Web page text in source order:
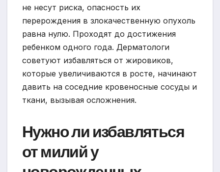
не несут риска, опасность их
перерождения в злокачественную опухоль
равна нулю. Проходят до достижения
ребенком одного года. Дерматологи
советуют избавляться от жировиков,
которые увеличиваются в росте, начинают
давить на соседние кровеносные сосуды и
ткани, вызывая осложнения.
Нужно ли избавляться
от милий у